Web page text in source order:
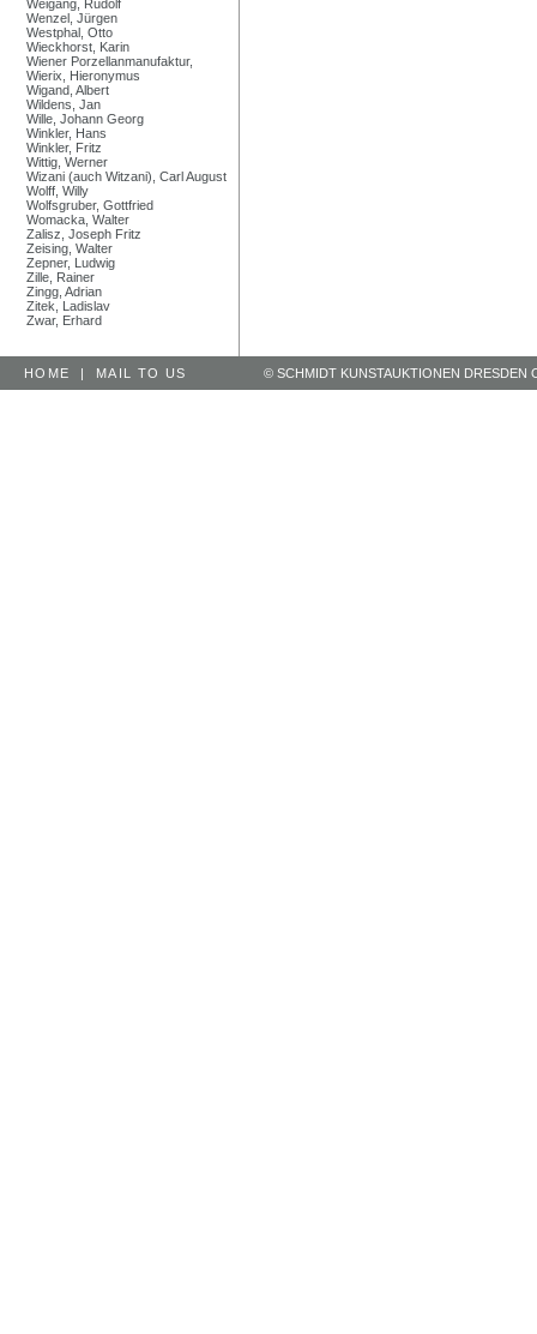
Weigang, Rudolf
Wenzel, Jürgen
Westphal, Otto
Wieckhorst, Karin
Wiener Porzellanmanufaktur,
Wierix, Hieronymus
Wigand, Albert
Wildens, Jan
Wille, Johann Georg
Winkler, Hans
Winkler, Fritz
Wittig, Werner
Wizani (auch Witzani), Carl August
Wolff, Willy
Wolfsgruber, Gottfried
Womacka, Walter
Zalisz, Joseph Fritz
Zeising, Walter
Zepner, Ludwig
Zille, Rainer
Zingg, Adrian
Zitek, Ladislav
Zwar, Erhard
HOME | MAIL TO US © SCHMIDT KUNSTAUKTIONEN DRESDEN